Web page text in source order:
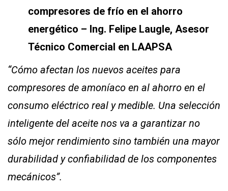
compresores de frío en el ahorro
energético – Ing. Felipe Laugle, Asesor
Técnico Comercial en LAAPSA
“Cómo afectan los nuevos aceites para
compresores de amoníaco en al ahorro en el
consumo eléctrico real y medible. Una selección
inteligente del aceite nos va a garantizar no
sólo mejor rendimiento sino también una mayor
durabilidad y confiabilidad de los componentes
mecánicos”.